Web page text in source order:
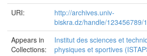
URI:
http://archives.univ-
biskra.dz/handle/123456789/
Appears in
Collections:
Institut des sciences et
physiques et sportives